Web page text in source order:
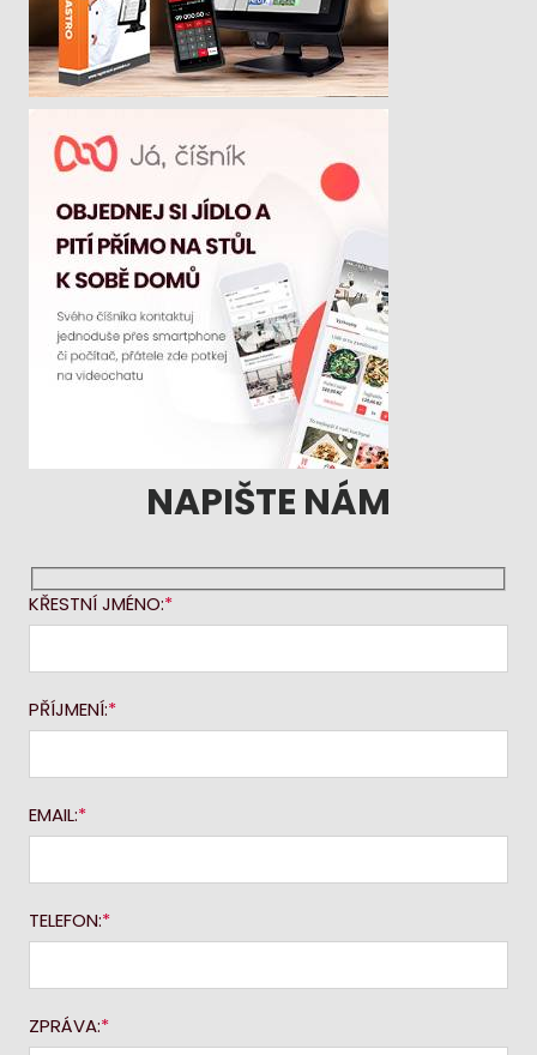
NAPIŠTE NÁM
KŘESTNÍ JMÉNO:
PŘÍJMENÍ:
EMAIL:
TELEFON:
ZPRÁVA: